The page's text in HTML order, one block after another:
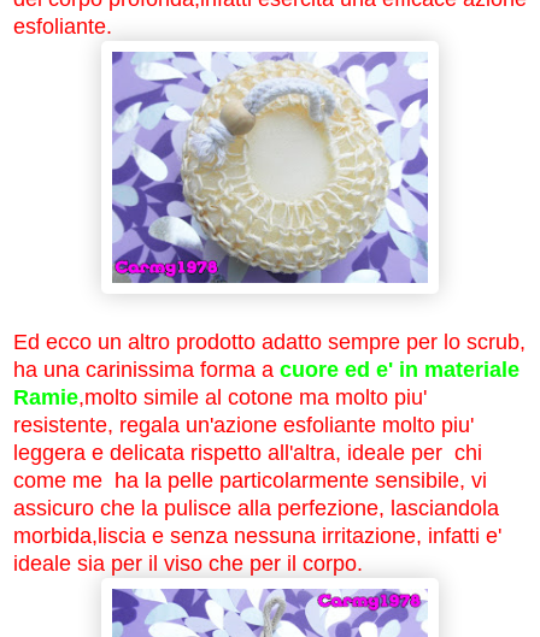
esfoliante.
Ed ecco un altro prodotto adatto sempre per lo scrub,
ha una carinissima forma a cuore ed e' in materiale
Ramie,molto simile al cotone ma molto piu'
resistente, regala un'azione esfoliante molto piu'
leggera e delicata rispetto all'altra, ideale per chi
come me ha la pelle particolarmente sensibile, vi
assicuro che la pulisce alla perfezione, lasciandola
morbida,liscia e senza nessuna irritazione, infatti e'
ideale sia per il viso che per il corpo.